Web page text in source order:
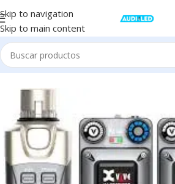
Skip to navigation
Skip to main content
Inicio Audio Transmisores